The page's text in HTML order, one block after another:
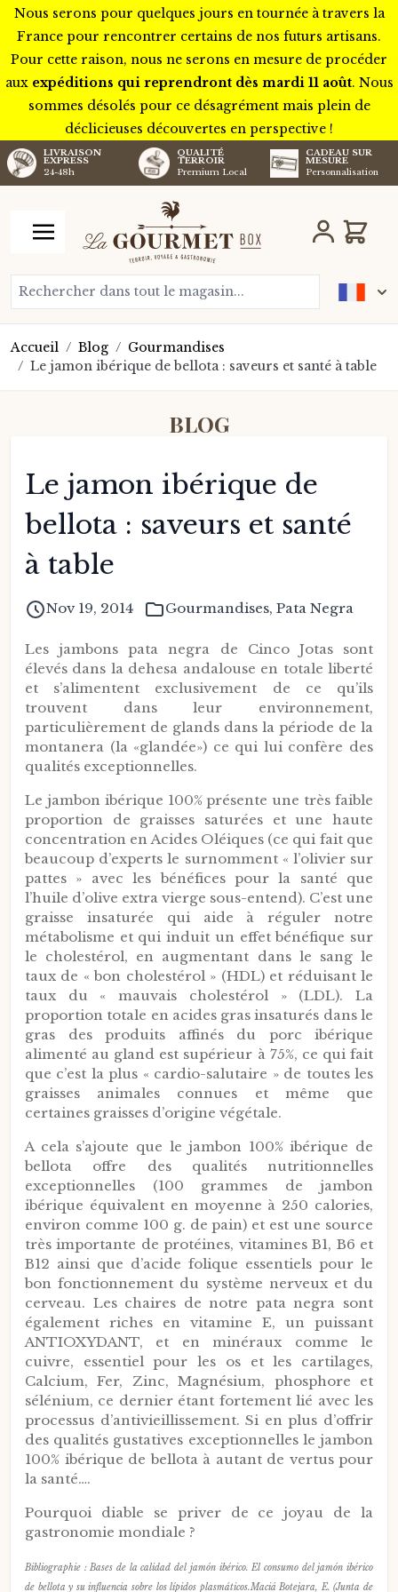
Nous serons pour quelques jours en tournée à travers la
France pour rencontrer certains de nos futurs artisans.
Pour cette raison, nous ne serons en mesure de procéder
aux expéditions qui reprendront dès mardi 11 août. Nous
sommes désolés pour ce désagrément mais plein de
déclicieuses découvertes en perspective !
LIVRAISON
EXPRESS
24-48h
QUALITÉ
TERROIR
Premium Local
CADEAU SUR
MESURE
Personnalisation
Rechercher dans tout le magasin...
Chariot
Accueil / Blog / Gourmandises
/ Le jamon ibérique de bellota : saveurs et santé à table
BLOG
Le jamon ibérique de
bellota : saveurs et santé
à table
Nov 19, 2014 Gourmandises, Pata Negra
Les jambons pata negra de Cinco Jotas sont
élevés dans la dehesa andalouse en totale liberté
et s’alimentent exclusivement de ce qu’ils
trouvent dans leur environnement,
particulièrement de glands dans la période de la
montanera (la «glandée») ce qui lui confère des
qualités exceptionnelles.
Le jambon ibérique 100% présente une très faible
proportion de graisses saturées et une haute
concentration en Acides Oléiques (ce qui fait que
beaucoup d’experts le surnomment « l’olivier sur
pattes » avec les bénéfices pour la santé que
l’huile d’olive extra vierge sous-entend). C’est une
graisse insaturée qui aide à réguler notre
métabolisme et qui induit un effet bénéfique sur
le cholestérol, en augmentant dans le sang le
taux de « bon cholestérol » (HDL) et réduisant le
taux du « mauvais cholestérol » (LDL). La
proportion totale en acides gras insaturés dans le
gras des produits affinés du porc ibérique
alimenté au gland est supérieur à 75%, ce qui fait
que c’est la plus « cardio-salutaire » de toutes les
graisses animales connues et même que
certaines graisses d’origine végétale.
A cela s’ajoute que le jambon 100% ibérique de
bellota offre des qualités nutritionnelles
exceptionnelles (100 grammes de jambon
ibérique équivalent en moyenne à 250 calories,
environ comme 100 g. de pain) et est une source
très importante de protéines, vitamines B1, B6 et
B12 ainsi que d’acide folique essentiels pour le
bon fonctionnement du système nerveux et du
cerveau. Les chaires de notre pata negra sont
également riches en vitamine E, un puissant
ANTIOXYDANT, et en minéraux comme le
cuivre, essentiel pour les os et les cartilages,
Calcium, Fer, Zinc, Magnésium, phosphore et
sélénium, ce dernier étant fortement lié avec les
processus d’antivieillissement. Si en plus d’offrir
des qualités gustatives exceptionnelles le jambon
100% ibérique de bellota à autant de vertus pour
la santé….
Pourquoi diable se priver de ce joyau de la
gastronomie mondiale ?
Bibliographie : Bases de la calidad del jamón ibérico. El consumo del jamón ibérico
de bellota y su influencia sobre los lípidos plasmáticos.Maciá Botejara, E. (Junta de